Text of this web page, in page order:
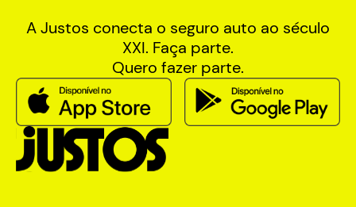
A Justos conecta o seguro auto ao século
XXI. Faça parte.
Quero fazer parte.